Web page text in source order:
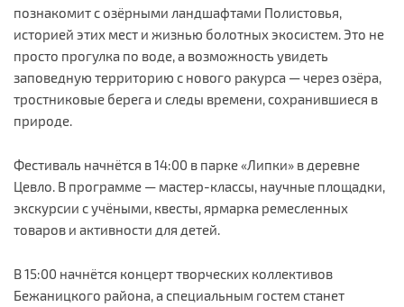
познакомит с озёрными ландшафтами Полистовья,
историей этих мест и жизнью болотных экосистем. Это не
просто прогулка по воде, а возможность увидеть
заповедную территорию с нового ракурса — через озёра,
тростниковые берега и следы времени, сохранившиеся в
природе.
Фестиваль начнётся в 14:00 в парке «Липки» в деревне
Цевло. В программе — мастер-классы, научные площадки,
экскурсии с учёными, квесты, ярмарка ремесленных
товаров и активности для детей.
В 15:00 начнётся концерт творческих коллективов
Бежаницкого района, а специальным гостем станет